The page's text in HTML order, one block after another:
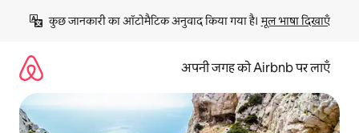
छोड़कर
कॉन्टेंट
कुछ जानकारी का ऑटोमैटिक अनुवाद किया गया है। मूल भाषा दिखाएँ
अपनी जगह को Airbnb पर लाएँ